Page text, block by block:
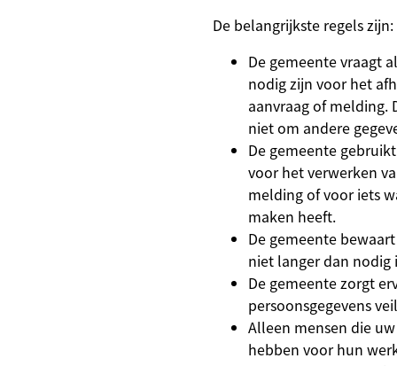
De belangrijkste regels zijn:
De gemeente vraagt
nodig zijn voor het
aanvraag of melding.
niet om andere
De gemeente
voor het verwerken
melding of voor iets
maken heeft.
De gemeente
niet langer dan nodig
De gemeente zorgt
persoonsgegevens
Alleen mensen die
hebben voor hun